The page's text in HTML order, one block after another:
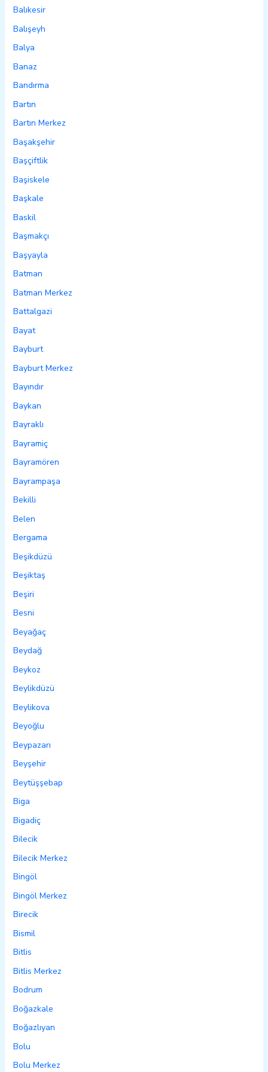
Balıkesir
Balışeyh
Balya
Banaz
Bandırma
Bartın
Bartın Merkez
Başakşehir
Başçiftlik
Başiskele
Başkale
Baskil
Başmakçı
Başyayla
Batman
Batman Merkez
Battalgazi
Bayat
Bayburt
Bayburt Merkez
Bayındır
Baykan
Bayraklı
Bayramiç
Bayramören
Bayrampaşa
Bekilli
Belen
Bergama
Beşikdüzü
Beşiktaş
Beşiri
Besni
Beyağaç
Beydağ
Beykoz
Beylikdüzü
Beylikova
Beyoğlu
Beypazarı
Beyşehir
Beytüşşebap
Biga
Bigadiç
Bilecik
Bilecik Merkez
Bingöl
Bingöl Merkez
Birecik
Bismil
Bitlis
Bitlis Merkez
Bodrum
Boğazkale
Boğazlıyan
Bolu
Bolu Merkez